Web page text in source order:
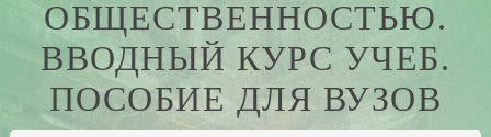
ОБЩЕСТВЕННОСТЬЮ.
ВВОДНЫЙ КУРС УЧЕБ.
ПОСОБИЕ ДЛЯ ВУЗОВ